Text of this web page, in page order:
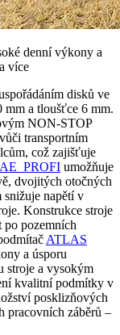
denní výkony a
více
disků ve
a tloušťce 6 mm.
NON-STOP
transportním
což zajišťuje
umožňuje
dvojitých otočných
snižuje napětí v
Konstrukce stroje
po pozemních
ATLAS
a úsporu
stroje a vysokým
kvalitní podmítky v
posklizňových
pracovních záběrů –